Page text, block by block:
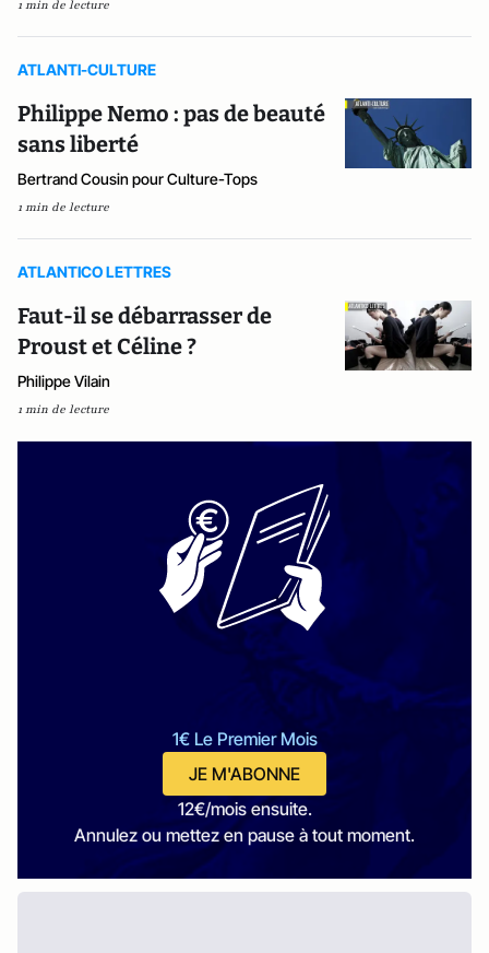
1 min de lecture
ATLANTI-CULTURE
Philippe Nemo : pas de beauté
sans liberté
Bertrand Cousin pour Culture-Tops
1 min de lecture
ATLANTICO LETTRES
Faut-il se débarrasser de
Proust et Céline ?
Philippe Vilain
1 min de lecture
1€ Le Premier Mois
JE M'ABONNE
12€/mois ensuite.
Annulez ou mettez en pause à tout moment.